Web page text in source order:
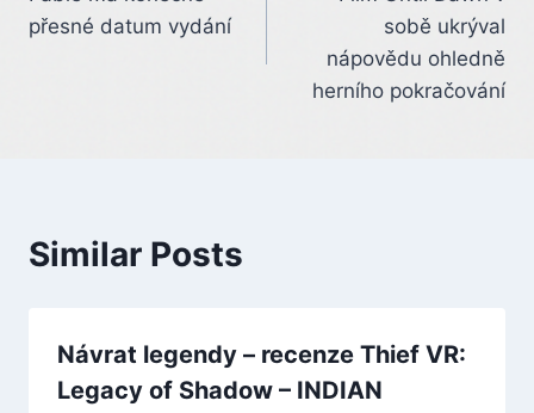
navigation
přesné datum vydání
sobě ukrýval
nápovědu ohledně
herního pokračování
Similar Posts
Návrat legendy – recenze Thief VR:
Legacy of Shadow – INDIAN